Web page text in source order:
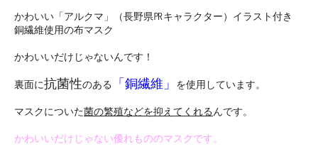
かわいい「アルクマ」（長野県㏚キャラクター）イラスト付き
銅繊維使用の布マスク
かわいいだけじゃないんです！
裏面に抗菌性のある 「銅繊維」 を使用しています。
マスクについた菌の繁殖などを抑えてくれる んです。
かわいいだけじゃない優れもののマスクです。